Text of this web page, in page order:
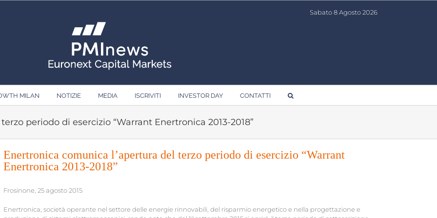
Sabato 8 Agosto 2026
MILAN NOTIZIE MEDIA ISCRIVITI INVESTOR DAY CONTATTI
periodo di esercizio “Warrant Enertronica 2013-2018”
Enertronica comunica l’apertura del terzo periodo di esercizio “Warrant
Enertronica 2013-2018”
Frosinone, 25 agosto 2015
Enertronica, società operante nel settore delle energie rinnovabili, del risparmio energetico e nella progettazione e